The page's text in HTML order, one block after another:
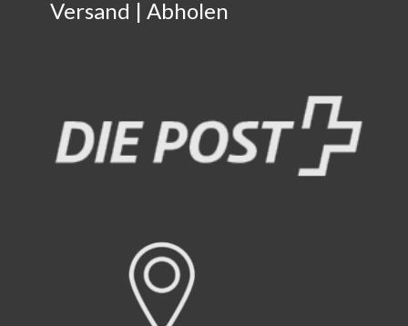
Versand | Abholen